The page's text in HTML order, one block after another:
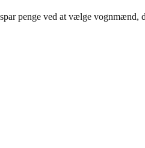
penge ved at vælge vognmænd,